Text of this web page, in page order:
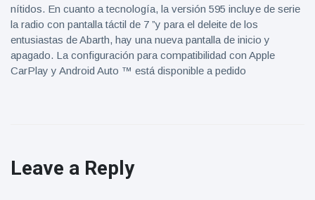
nítidos. En cuanto a tecnología, la versión 595 incluye de serie
la radio con pantalla táctil de 7 ”y para el deleite de los
entusiastas de Abarth, hay una nueva pantalla de inicio y
apagado. La configuración para compatibilidad con Apple
CarPlay y Android Auto ™ está disponible a pedido
Leave a Reply